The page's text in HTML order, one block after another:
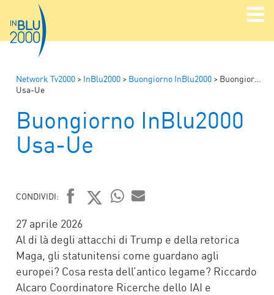
Network Tv2000 > InBlu2000 > Buongiorno InBlu2000 > Buongiorno InBlu2000
Usa-Ue
Buongiorno InBlu2000
Usa-Ue
CONDIVIDI:
FACEBOOK
TWITTER
27 aprile 2026
Al di là degli attacchi di Trump e della retorica
Maga, gli statunitensi come guardano agli
europei? Cosa resta dell’antico legame? Riccardo
Alcaro Coordinatore Ricerche dello IAI e